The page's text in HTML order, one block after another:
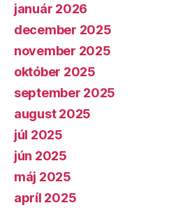
január 2026
december 2025
november 2025
október 2025
september 2025
august 2025
júl 2025
jún 2025
máj 2025
apríl 2025